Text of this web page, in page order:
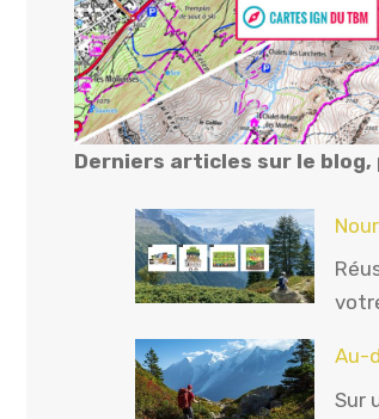
Derniers articles sur le blog,
Au-
Sur